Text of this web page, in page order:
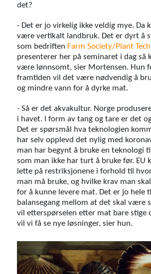
det?
- Det er jo virkelig ikke veldig mye. Da
være vertikalt landbruk. Det er dyrt å
som bedriften Farm Society/Plant Tech
presenterer her på seminaret i dag så
være lønnsomt, sier Mortensen. Hun
framtiden vil det være nødvendig å
og mindre vann for å dyrke mat.
- Så er det akvakultur. Norge
i havet. I form av tang og tare er det
Det er spørsmål hva teknologien
har selv opplevd det nylig med
man har begynt å bruke en teknologi
som man ikke har turt å bruke før. EU
lette på restriksjonene i forhold til
man må bruke, og hvilke krav man
for å kunne levere mat. Det er jo hele
balansegang mellom at det skal være
vil etterspørselen etter mat bare stige
vil vi få se nye løsninger, sier hun.